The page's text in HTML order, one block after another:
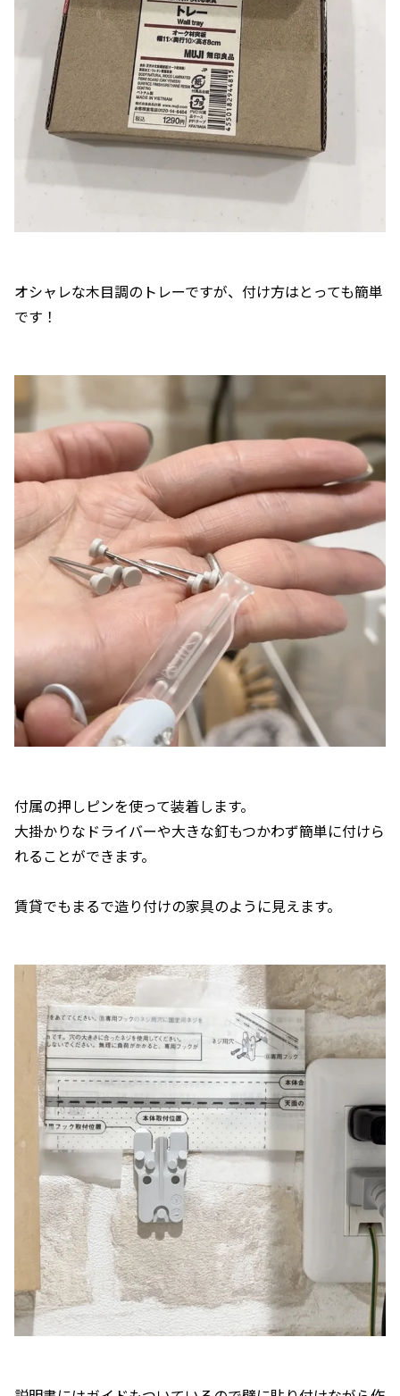
オシャレな木目調のトレーですが、付け方はとっても簡単
です！
付属の押しピンを使って装着します。
大掛かりなドライバーや大きな釘もつかわず簡単に付けら
れることができます。
賃貸でもまるで造り付けの家具のように見えます。